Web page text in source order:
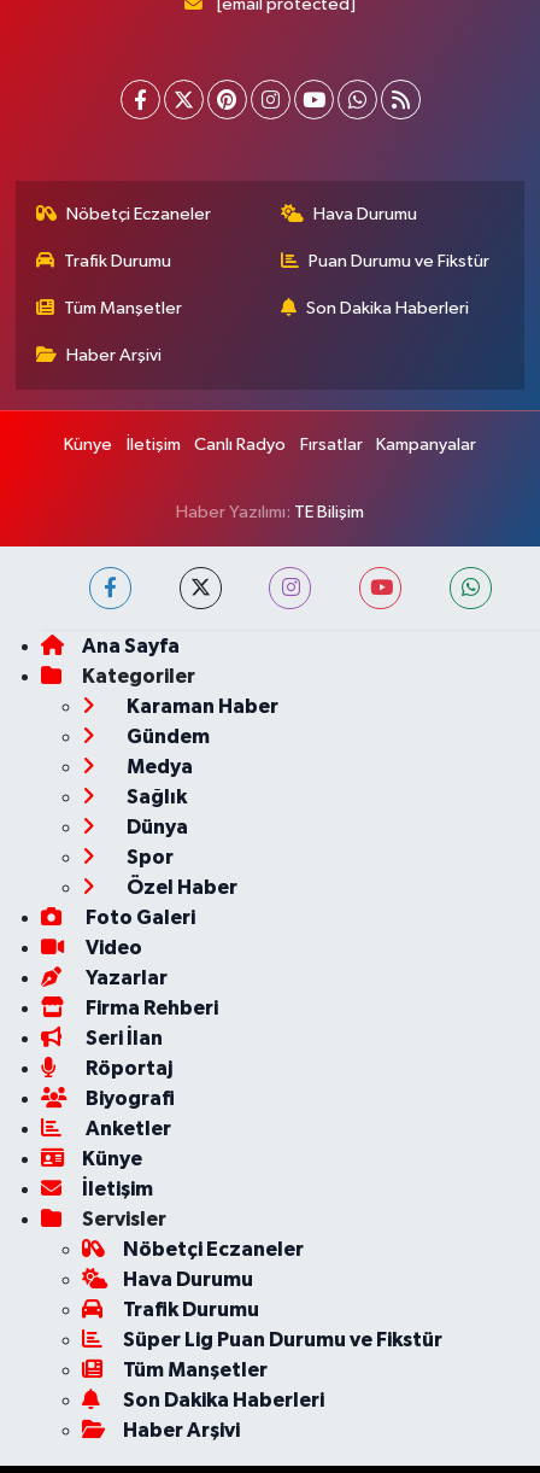
[email protected]
Nöbetçi Eczaneler Hava Durumu
Trafik Durumu Puan Durumu ve Fikstür
Tüm Manşetler Son Dakika Haberleri
Haber Arşivi
Künye İletişim Canlı Radyo Fırsatlar Kampanyalar
Haber Yazılımı: TE Bilişim
Ana Sayfa
Kategoriler
Karaman Haber
Gündem
Medya
Sağlık
Dünya
Spor
Özel Haber
Foto Galeri
Video
Yazarlar
Firma Rehberi
Seri İlan
Röportaj
Biyografi
Anketler
Künye
İletişim
Servisler
Nöbetçi Eczaneler
Hava Durumu
Trafik Durumu
Süper Lig Puan Durumu ve Fikstür
Tüm Manşetler
Son Dakika Haberleri
Haber Arşivi